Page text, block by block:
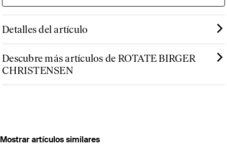
Detalles del artículo
Descubre más artículos de ROTATE BIRGER
CHRISTENSEN
Mostrar artículos similares